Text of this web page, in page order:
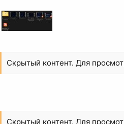
Скрытый контент. Для
Скрытый контент. Для